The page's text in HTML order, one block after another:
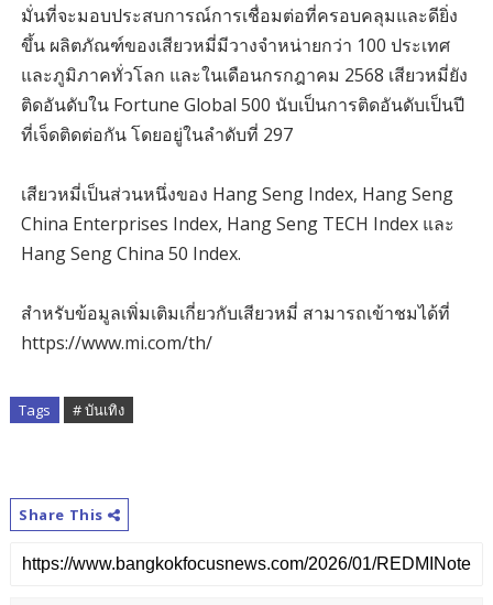
มั่นที่จะมอบประสบการณ์การเชื่อมต่อที่ครอบคลุมและดียิ่ง
ขึ้น ผลิตภัณฑ์ของเสียวหมี่มีวางจำหน่ายกว่า 100 ประเทศ
และภูมิภาคทั่วโลก และในเดือนกรกฎาคม 2568 เสียวหมี่ยัง
ติดอันดับใน Fortune Global 500 นับเป็นการติดอันดับเป็นปี
ที่เจ็ดติดต่อกัน โดยอยู่ในลำดับที่ 297
เสียวหมี่เป็นส่วนหนึ่งของ Hang Seng Index, Hang Seng
China Enterprises Index, Hang Seng TECH Index และ
Hang Seng China 50 Index.
สำหรับข้อมูลเพิ่มเติมเกี่ยวกับเสียวหมี่ สามารถเข้าชมได้ที่
https://www.mi.com/th/
Tags # บันเทิง
Share This